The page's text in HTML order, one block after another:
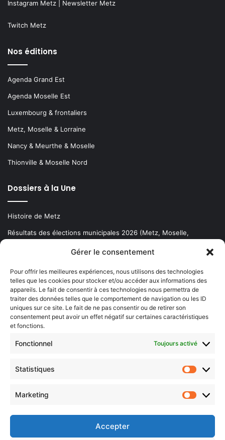
Gérer le consentement
Pour offrir les meilleures expériences, nous utilisons des technologies
telles que les cookies pour stocker et/ou accéder aux informations des
appareils. Le fait de consentir à ces technologies nous permettra de
traiter des données telles que le comportement de navigation ou les ID
uniques sur ce site. Le fait de ne pas consentir ou de retirer son
consentement peut avoir un effet négatif sur certaines caractéristiques
et fonctions.
Fonctionnel Toujours activé
Statistiques
Marketing
Accepter
Instagram Metz Newsletter Metz
Twitch Metz
Nos éditions
Agenda Grand Est
Agenda Moselle Est
Luxembourg & frontaliers
Metz, Moselle & Lorraine
Nancy & Meurthe & Moselle
Thionville & Moselle Nord
Dossiers à la Une
Histoire de Metz
Résultats des élections municipales 2026 (Metz, Moselle,
Newsletter gratuite
Choisissez : matin, soir ou hebdo ?
votre